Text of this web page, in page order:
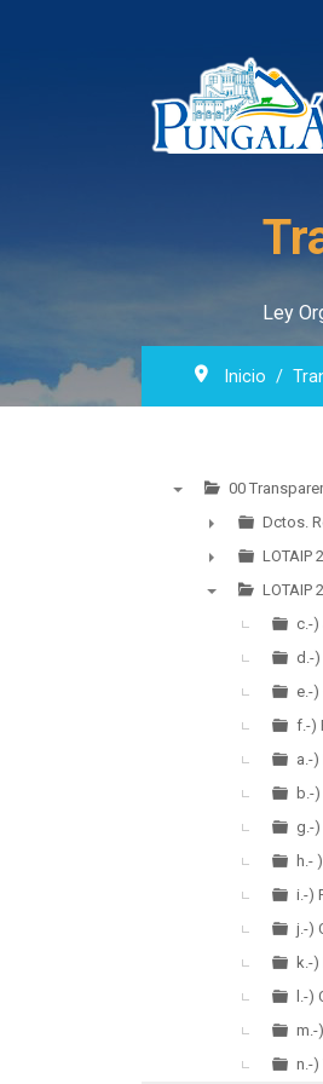
Ley
Inicio
00
►
Dctos.
►
LOTAIP
LOTAIP
c.-)
d.-
e.-
f.-)
a.-
b.-
g.-
h.-
i.-)
j.-)
k.-
l.-)
m.-
n.-